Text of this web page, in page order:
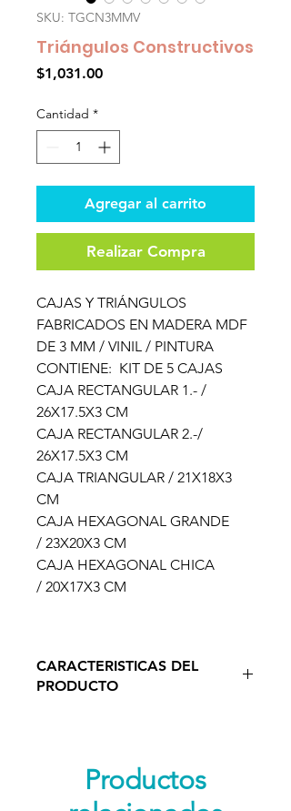
SKU: TGCN3MMV
Triángulos Constructivos
$1,031.00Precio
Cantidad *
Agregar al carrito
Realizar Compra
CAJAS Y TRIÁNGULOS
FABRICADOS EN MADERA MDF
DE 3 MM / VINIL / PINTURA
CONTIENE: KIT DE 5 CAJAS
CAJA RECTANGULAR 1.- /
26X17.5X3 CM
CAJA RECTANGULAR 2.-/
26X17.5X3 CM
CAJA TRIANGULAR / 21X18X3
CM
CAJA HEXAGONAL GRANDE
/ 23X20X3 CM
CAJA HEXAGONAL CHICA
/ 20X17X3 CM
CARACTERISTICAS DEL
PRODUCTO
material del área sensorial,
aunque también podrían entrar
Productos